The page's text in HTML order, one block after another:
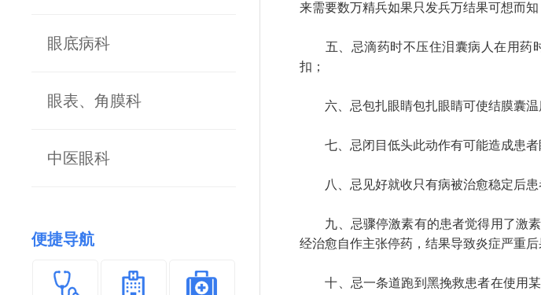
眼底病科
眼表、角膜科
中医眼科
便捷导航
来需要数万精兵如果只发兵万结果可想而知
五、忌滴药时不压住泪囊病人在用药时
扣；
六、忌包扎眼睛包扎眼睛可使结膜囊温
七、忌闭目低头此动作有可能造成患者
八、忌见好就收只有病被治愈稳定后患
九、忌骤停激素有的患者觉得用了激素
经治愈自作主张停药，结果导致炎症严重
十、忌一条道跑到黑挽救患者在使用某